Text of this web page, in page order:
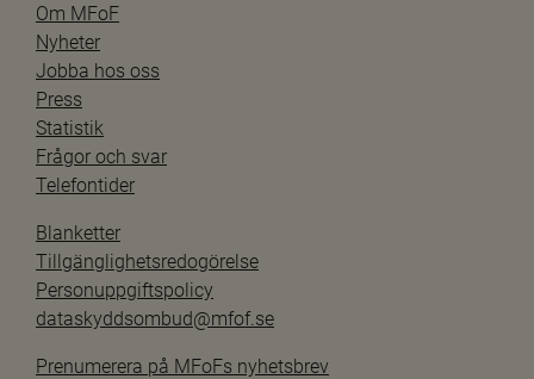
Om MFoF
Nyheter
Jobba hos oss
Press
Statistik
Frågor och svar
Telefontider
Blanketter
Tillgänglighetsredogörelse
Personuppgiftspolicy
dataskyddsombud@mfof.se
Prenumerera på MFoFs nyhetsbrev